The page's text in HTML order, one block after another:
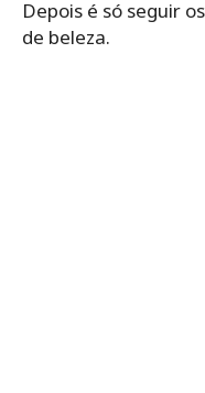
Depois é só seguir
de beleza.